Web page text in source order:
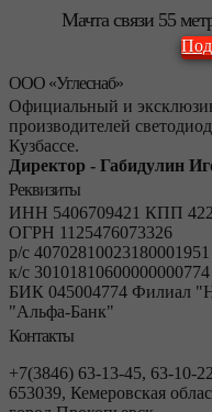
Мачта связи 55
ООО «Углеснаб»
Официальный и
производителей
Кузбассе.
Директор - Габидулин
Реквизиты
ИНН 5406709421 КПП
ОГРН 1125476073326
р/с 40702810023180001951
к/с 30101810600000000774
БИК 045004774 Филиал
"Альфа-Банк"
Контакты
+7(3846) 63-13-45, 63-10-22
653039, Кемеровская